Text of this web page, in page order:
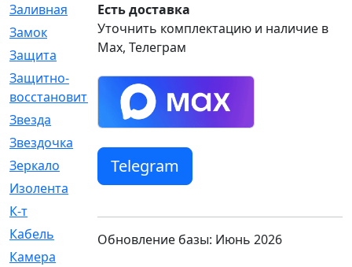
Заливная
[4]
Замок
[12]
Защита
[79]
Защитно-
восстановительный
[4]
Звезда
[1]
Звездочка
[5]
Зеркало
[369]
Изолента
[1]
К-т
Кабель
[50]
Камера
Есть доставка
Уточнить комплектацию и наличие в
Max, Телеграм
Telegram
Обновление базы: Июнь 2026